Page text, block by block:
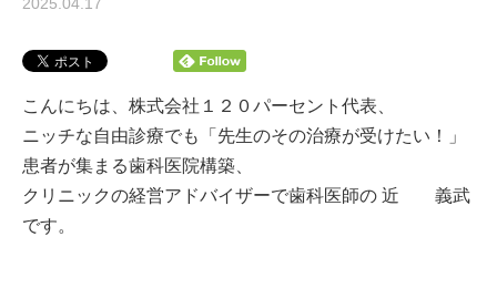
こんにちは、株式会社１２０パーセント代表、
ニッチな自由診療でも「先生のその治療が受けたい！」
患者が集まる歯科医院構築、
クリニックの経営アドバイザーで歯科医師の 近 義武
です。